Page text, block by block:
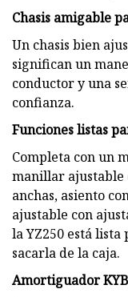
Chasis amigable
Un chasis bien
significan un
conductor y una
confianza.
Funciones listas
Completa con un
manillar ajustable
anchas, asiento
ajustable con
la YZ250 está lista
sacarla de la caja.
Amortiguador